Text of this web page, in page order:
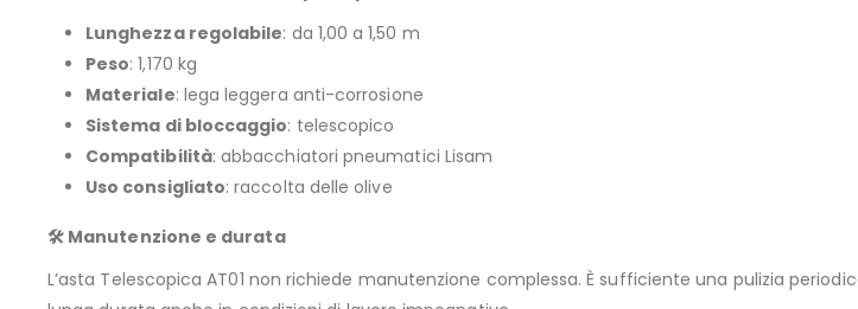
Lunghezza regolabile: da 1,00 a 1,50 m
Peso: 1,170 kg
Materiale: lega leggera anti-corrosione
Sistema di bloccaggio: telescopico
Compatibilità: abbacchiatori pneumatici Lisam
Uso consigliato: raccolta delle olive
🛠️ Manutenzione e durata
L’asta Telescopica AT01 non richiede manutenzione complessa. È sufficiente una pulizia